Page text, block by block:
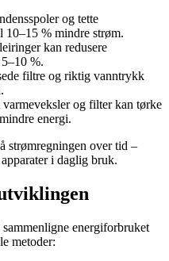
og tette
10–15 % mindre strøm.
kan redusere
%.
filtre og riktig vanntrykk
varmeveksler og filter kan tørke
energi.
strømregningen over tid –
i daglig bruk.
energiforbruket
metoder: